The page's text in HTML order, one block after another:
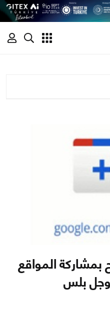
يسمح بمشاركة المواقع
بلس